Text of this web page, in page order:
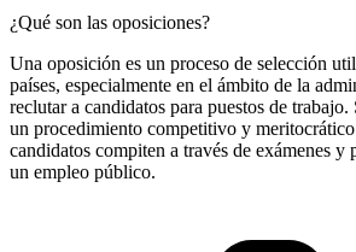
¿Qué son las oposiciones?
Una oposición es un proceso de selección
países, especialmente en el ámbito de la
reclutar a candidatos para puestos de trabajo.
un procedimiento competitivo y
candidatos compiten a través de exámenes y
un empleo público.